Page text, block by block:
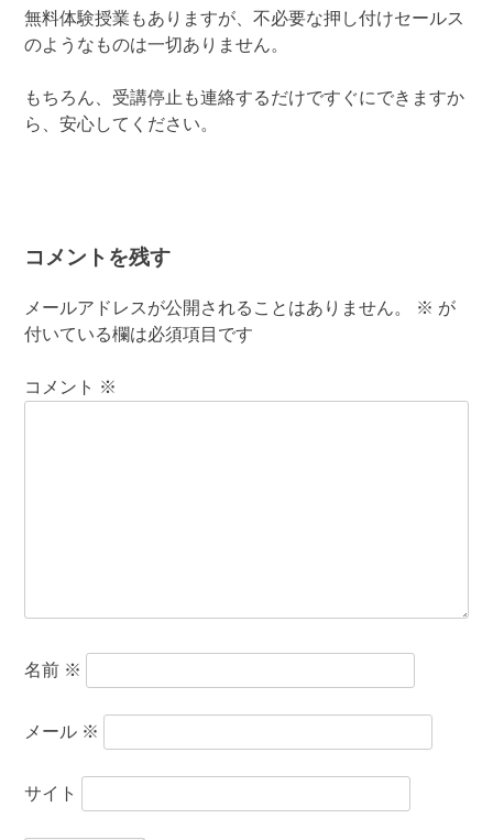
無料体験授業もありますが、不必要な押し付けセールス
のようなものは一切ありません。
もちろん、受講停止も連絡するだけですぐにできますか
ら、安心してください。
コメントを残す
メールアドレスが公開されることはありません。 ※ が
付いている欄は必須項目です
コメント ※
名前 ※
メール ※
サイト